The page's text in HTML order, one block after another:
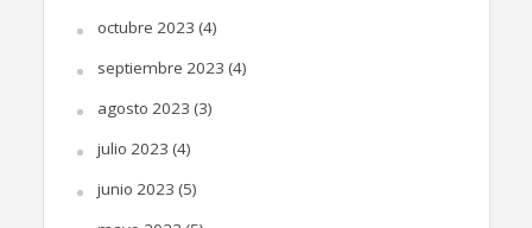
octubre 2023 (4)
septiembre 2023 (4)
agosto 2023 (3)
julio 2023 (4)
junio 2023 (5)